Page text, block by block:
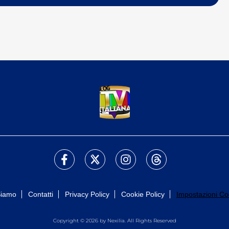
Contatti Privacy Policy Cookie Policy Impostazioni
Copyright © 2026 by Nexilia. All Rights Reserved